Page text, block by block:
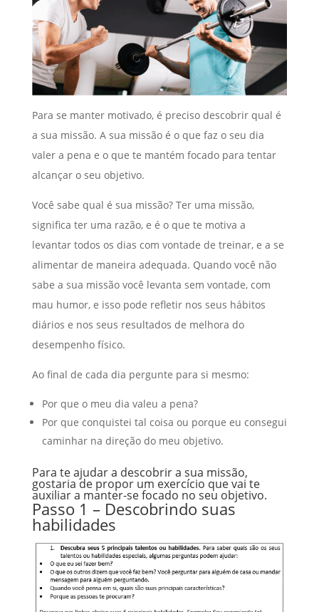
Para se manter motivado, é preciso descobrir qual é
a sua missão. A sua missão é o que faz o seu dia
valer a pena e o que te mantém focado para tentar
alcançar o seu objetivo.
Você sabe qual é sua missão? Ter uma missão,
significa ter uma razão, e é o que te motiva a
levantar todos os dias com vontade de treinar, e a se
alimentar de maneira adequada. Quando você não
sabe a sua missão você levanta sem vontade, com
mau humor, e isso pode refletir nos seus hábitos
diários e nos seus resultados de melhora do
desempenho físico.
Ao final de cada dia pergunte para si mesmo:
Por que o meu dia valeu a pena?
Por que conquistei tal coisa ou porque eu consegui
caminhar na direção do meu objetivo.
Para te ajudar a descobrir a sua missão,
gostaria de propor um exercício que vai te
auxiliar a manter-se focado no seu objetivo.
Passo 1 – Descobrindo suas
habilidades